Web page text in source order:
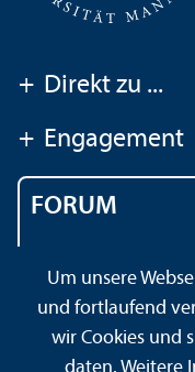
+ Direkt zu ...
+ Engagement
FORUM
Universität
Um unsere
und fortlaufend
wir Cookies und